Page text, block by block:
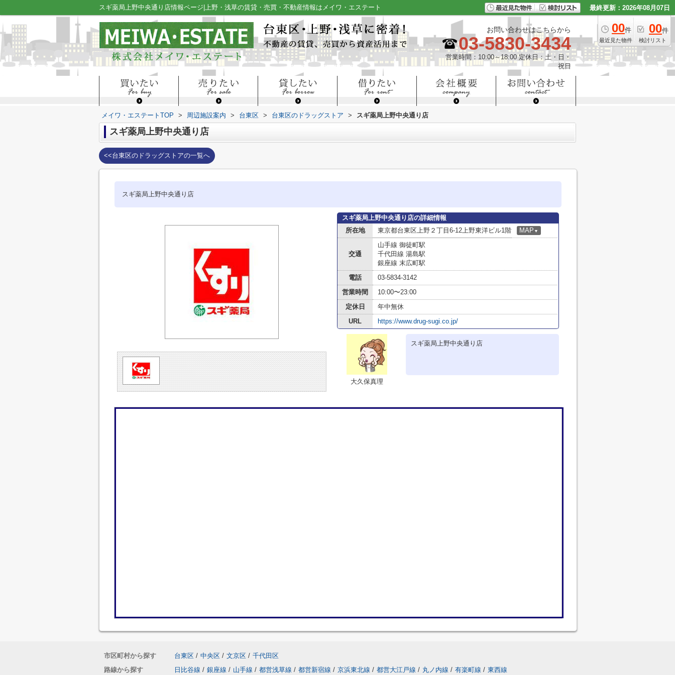
スギ薬局上野中央通り店情報ページ|上野・浅草の賃貸・売買・不動産情報はメイワ・エステート 最終更新：2026年08月07日
00件
最近見た物件
00件
検討リスト
お問い合わせはこちらから
03-5830-3434
営業時間：10:00～18:00 定休日：土・日・
祝日
メイワ・エステートTOP > 周辺施設案内 > 台東区 > 台東区のドラッグストア > スギ薬局上野中央通り店
スギ薬局上野中央通り店
<<台東区のドラッグストアの一覧へ
スギ薬局上野中央通り店
スギ薬局上野中央通り店の詳細情報
所在地
東京都台東区上野２丁目6-12上野東洋ビル1階 MAP ▼
交通
山手線 御徒町駅
千代田線 湯島駅
銀座線 末広町駅
電話
03-5834-3142
営業時間
10:00〜23:00
定休日
年中無休
URL
https://www.drug-sugi.co.jp/
大久保真理
スギ薬局上野中央通り店
市区町村から探す 台東区 / 中央区 / 文京区 / 千代田区
路線から探す
日比谷線 / 銀座線 / 山手線 / 都営浅草線 / 都営新宿線 / 京浜東北線 / 都営大江戸線 / 丸ノ内線 / 有楽町線 / 東西線